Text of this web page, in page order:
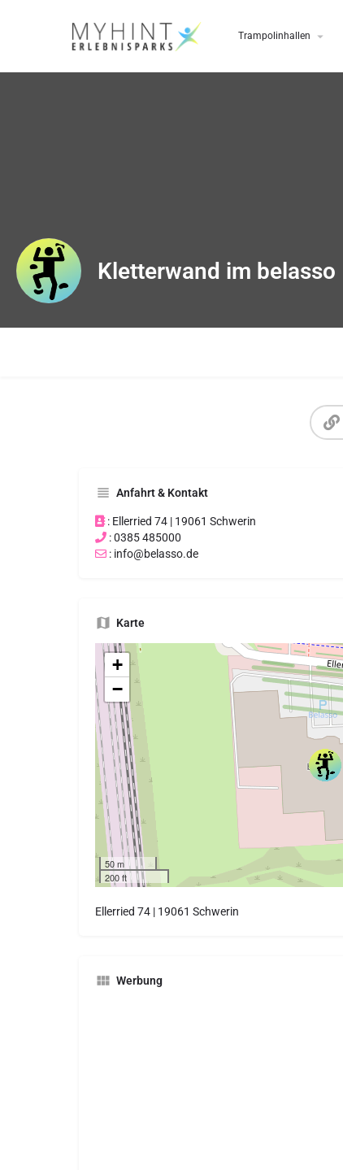
Trampolinhallen
Kletterwand im belasso
Anfahrt & Kontakt
: Ellerried 74 | 19061 Schwerin
: 0385 485000
: info@belasso.de
Karte
+
−
50 m
200 ft
Ellerried 74 | 19061 Schwerin
Werbung